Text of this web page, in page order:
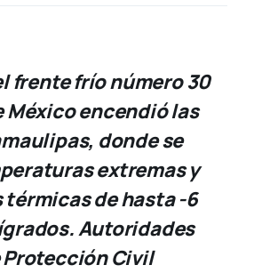
frente frío número 30
México encendió las
donde se
extremas y
térmicas de hasta-6
. Autoridades
Civil